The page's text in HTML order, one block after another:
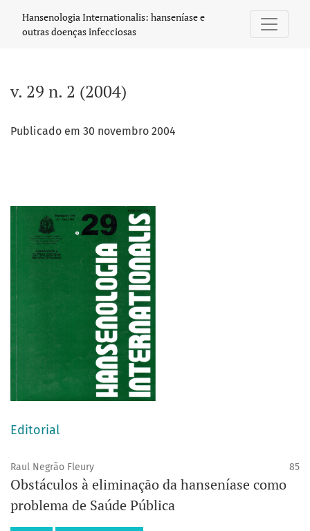
Hansenologia Internationalis: hanseníase e
outras doenças infecciosas
v. 29 n. 2 (2004)
Publicado em 30 novembro 2004
Editorial
Raul Negrão Fleury 85
Obstáculos à eliminação da hanseníase como
problema de Saúde Pública